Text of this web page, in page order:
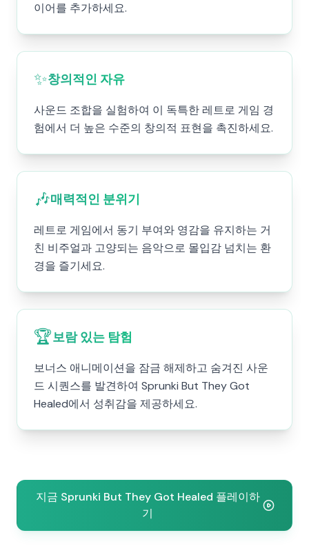
이어를 추가하세요.
✨창의적인 자유
사운드 조합을 실험하여 이 독특한 레트로 게임 경
험에서 더 높은 수준의 창의적 표현을 촉진하세요.
🎶매력적인 분위기
레트로 게임에서 동기 부여와 영감을 유지하는 거
친 비주얼과 고양되는 음악으로 몰입감 넘치는 환
경을 즐기세요.
🏆보람 있는 탐험
보너스 애니메이션을 잠금 해제하고 숨겨진 사운
드 시퀀스를 발견하여 Sprunki But They Got
Healed에서 성취감을 제공하세요.
지금 Sprunki But They Got Healed 플레이하
기